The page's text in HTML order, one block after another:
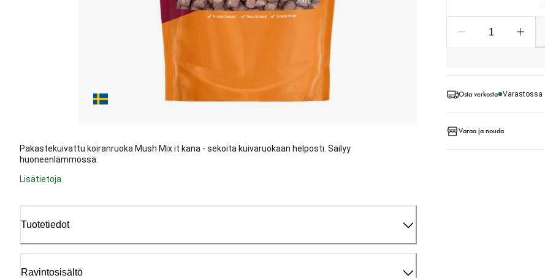
Pakastekuivattu koiranruoka Mush Mix it kana - sekoita kuivaruokaan helposti. Säilyy
huoneenlämmössä.
Lisätietoja
Tuotetiedot
Ravintosisältö
Osta verkosta Varastossa
Varaa ja nouda